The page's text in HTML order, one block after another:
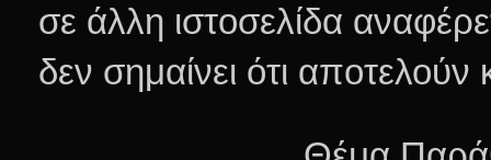
σε άλλη ιστοσελίδα
δεν σημαίνει ότι